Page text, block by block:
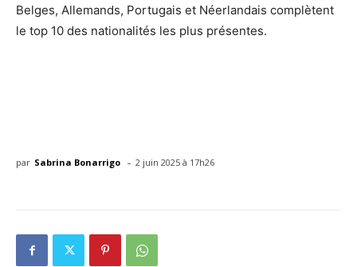
Belges, Allemands, Portugais et Néerlandais complètent
le top 10 des nationalités les plus présentes.
par Sabrina Bonarrigo - 2 juin 2025 à 17h26